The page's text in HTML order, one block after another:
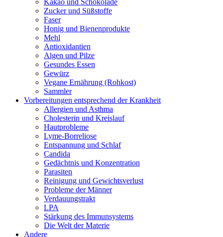
Kakao und Schokolade
Zucker und Süßstoffe
Faser
Honig und Bienenprodukte
Mehl
Antioxidantien
Algen und Pilze
Gesundes Essen
Gewürz
Vegane Ernährung (Rohkost)
Sammler
Vorbereitungen entsprechend der Krankheit
Allergien und Asthma
Cholesterin und Kreislauf
Hautprobleme
Lyme-Borreliose
Entspannung und Schlaf
Candida
Gedächtnis und Konzentration
Parasiten
Reinigung und Gewichtsverlust
Probleme der Männer
Verdauungstrakt
LPA
Stärkung des Immunsystems
Die Welt der Materie
Andere